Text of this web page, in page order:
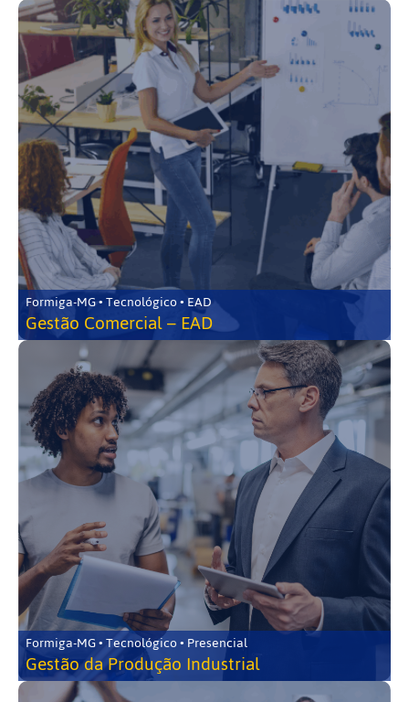
Formiga-MG • Tecnológico • EAD
Gestão Comercial – EAD
Formiga-MG • Tecnológico • Presencial
Gestão da Produção Industrial